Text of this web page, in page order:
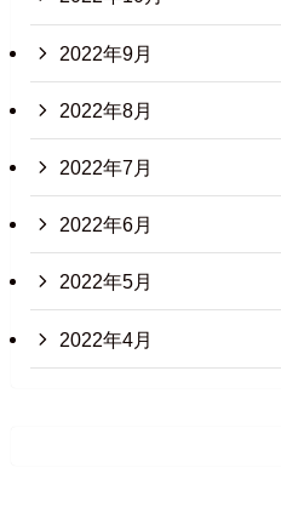
2022年9月
2022年8月
2022年7月
2022年6月
2022年5月
2022年4月